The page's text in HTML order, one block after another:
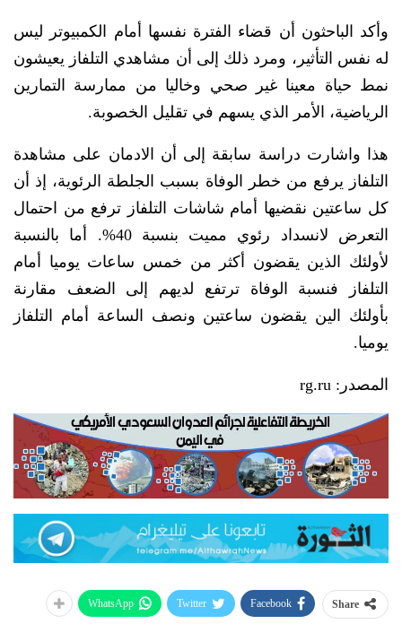
وأكد الباحثون أن قضاء الفترة نفسها أمام الكمبيوتر ليس
له نفس التأثير، ومرد ذلك إلى أن مشاهدي التلفاز يعيشون
نمط حياة معينا غير صحي وخاليا من ممارسة التمارين
الرياضية، الأمر الذي يسهم في تقليل الخصوبة.
هذا واشارت دراسة سابقة إلى أن الادمان على مشاهدة
التلفاز يرفع من خطر الوفاة بسبب الجلطة الرئوية، إذ أن
كل ساعتين نقضيها أمام شاشات التلفاز ترفع من احتمال
التعرض لانسداد رئوي مميت بنسبة 40%. أما بالنسبة
لأولئك الذين يقضون أكثر من خمس ساعات يوميا أمام
التلفاز فنسبة الوفاة ترتفع لديهم إلى الضعف مقارنة
بأولئك الين يقضون ساعتين ونصف الساعة أمام التلفاز
يوميا.
المصدر: rg.ru
Share
Facebook
Twitter
WhatsApp